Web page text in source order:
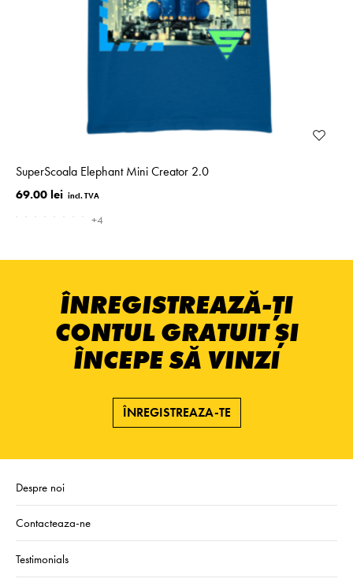
SuperScoala Elephant Mini Creator 2.0
69.00 lei
+4
ÎNREGISTREAZĂ-ȚI
CONTUL GRATUIT ȘI
ÎNCEPE SĂ VINZI
ÎNREGISTREAZA-TE
Despre noi
Contacteaza-ne
Testimonials